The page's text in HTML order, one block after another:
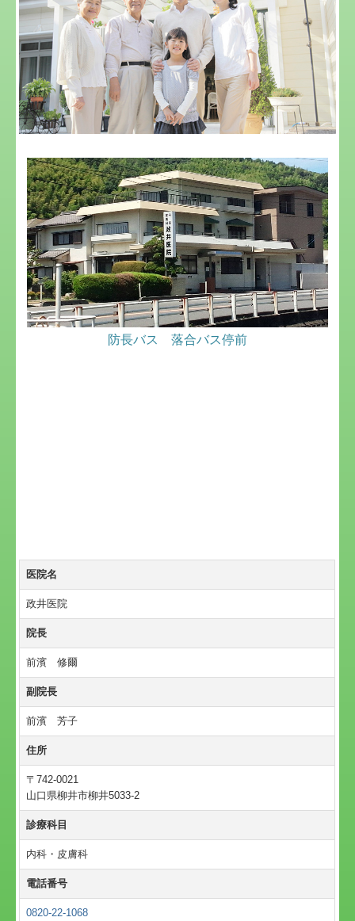
防長バス 落合バス停前
医院名
政井医院
院長
前濱 修爾
副院長
前濱 芳子
住所
〒742-0021
山口県柳井市柳井5033-2
診療科目
内科・皮膚科
電話番号
0820-22-1068